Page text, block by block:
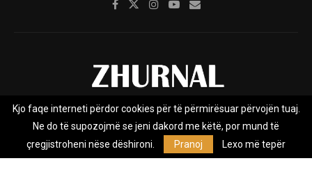
Rreth nesh Impresumi Marketing
Privacy Policy
Zhurnal.mk është Agjenci e Lajmeve e pavarur, e themeluar në vitin
Kjo faqe interneti përdor cookies për të përmirësuar përvojën tuaj.
Ne do të supozojmë se jeni dakord me këtë, por mund të
çregjistroheni nëse dëshironi.
Pranoj Lexo më tepër